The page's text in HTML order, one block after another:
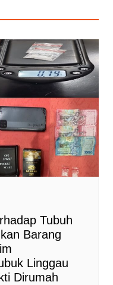
Tubuh
Barang
Linggau
Dirumah